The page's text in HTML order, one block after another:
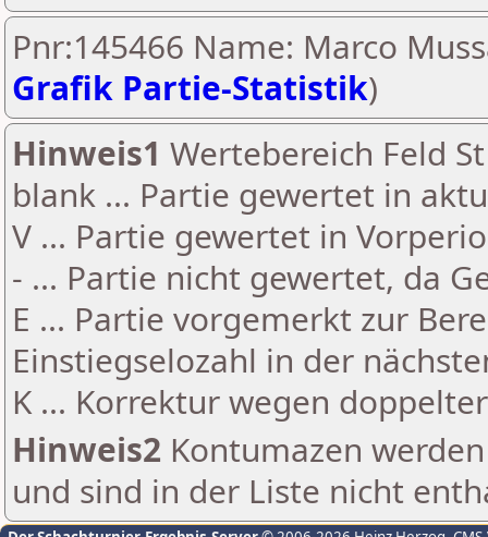
Pnr:145466 Name: Marco
Grafik Partie-Statistik)
Hinweis1 Wertebereich Feld
blank ... Partie gewertet in
V ... Partie gewertet in
- ... Partie nicht gewertet, da
E ... Partie vorgemerkt zur
Einstiegselozahl in der
K ... Korrektur wegen
Hinweis2 Kontumazen
und sind in der Liste nicht